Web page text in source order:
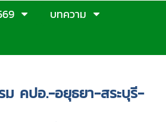
บทความ
คปอ.-อยุธยา-สระบุรี-